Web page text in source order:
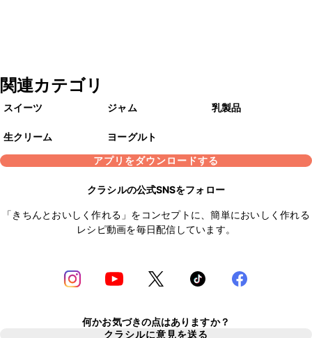
関連カテゴリ
スイーツ ジャム 乳製品
生クリーム
ヨーグルト
アプリをダウンロードする
クラシルの公式SNSをフォロー
「きちんとおいしく作れる」をコンセプトに、簡単においしく作れる
レシピ動画を毎日配信しています。
何かお気づきの点はありますか？
クラシルに意見を送る